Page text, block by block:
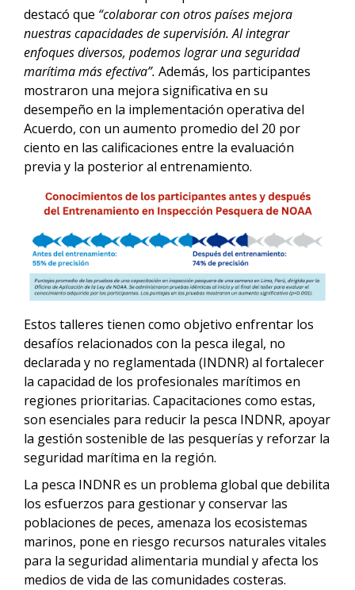
destacó que “colaborar con otros países mejora
nuestras capacidades de supervisión. Al integrar
enfoques diversos, podemos lograr una seguridad
marítima más efectiva”. Además, los participantes
mostraron una mejora significativa en su
desempeño en la implementación operativa del
Acuerdo, con un aumento promedio del 20 por
ciento en las calificaciones entre la evaluación
previa y la posterior al entrenamiento.
Estos talleres tienen como objetivo enfrentar los
desafíos relacionados con la pesca ilegal, no
declarada y no reglamentada (INDNR) al fortalecer
la capacidad de los profesionales marítimos en
regiones prioritarias. Capacitaciones como estas,
son esenciales para reducir la pesca INDNR, apoyar
la gestión sostenible de las pesquerías y reforzar la
seguridad marítima en la región.
La pesca INDNR es un problema global que debilita
los esfuerzos para gestionar y conservar las
poblaciones de peces, amenaza los ecosistemas
marinos, pone en riesgo recursos naturales vitales
para la seguridad alimentaria mundial y afecta los
medios de vida de las comunidades costeras.